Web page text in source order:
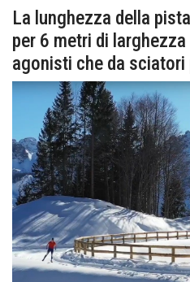
La lunghezza della
per 6 metri di
agonisti che da